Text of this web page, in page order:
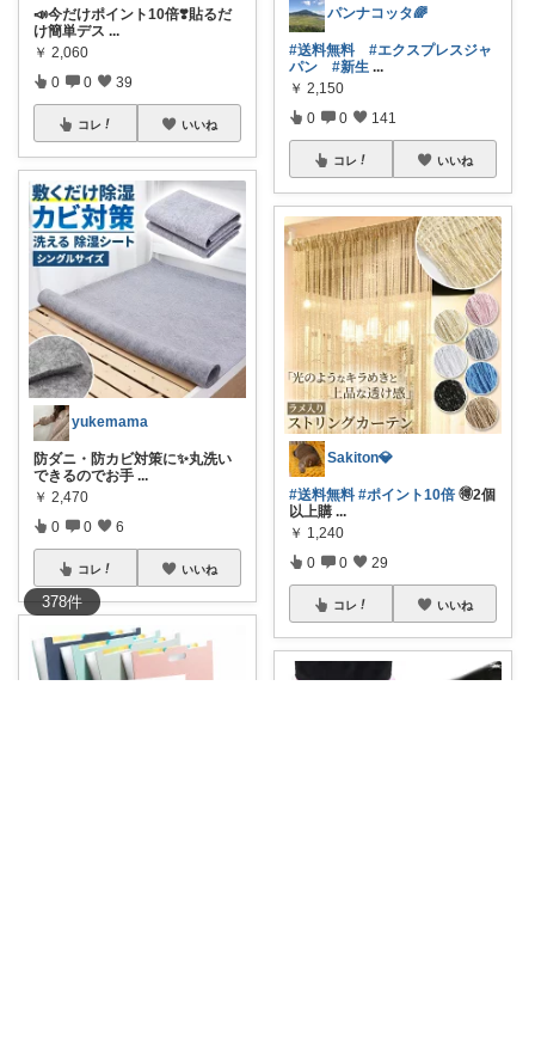
378件
📣今だけポイント10倍❣️貼るだ
け簡単デス ...
￥ 2,060
0 0 39
コレ いいね
yukemama
防ダニ・防カビ対策に✨丸洗い
できるのでお手 ...
￥ 2,470
0 0 6
コレ いいね
パンナコッタ🌈
#送料無料
#エクスプレスジャ
パン
#新生 ...
￥ 2,150
0 0 141
コレ いいね
Sakiton💎
#送料無料 #ポイント10倍 🉐2個
以上購 ...
￥ 1,240
0 0 29
コレ いいね